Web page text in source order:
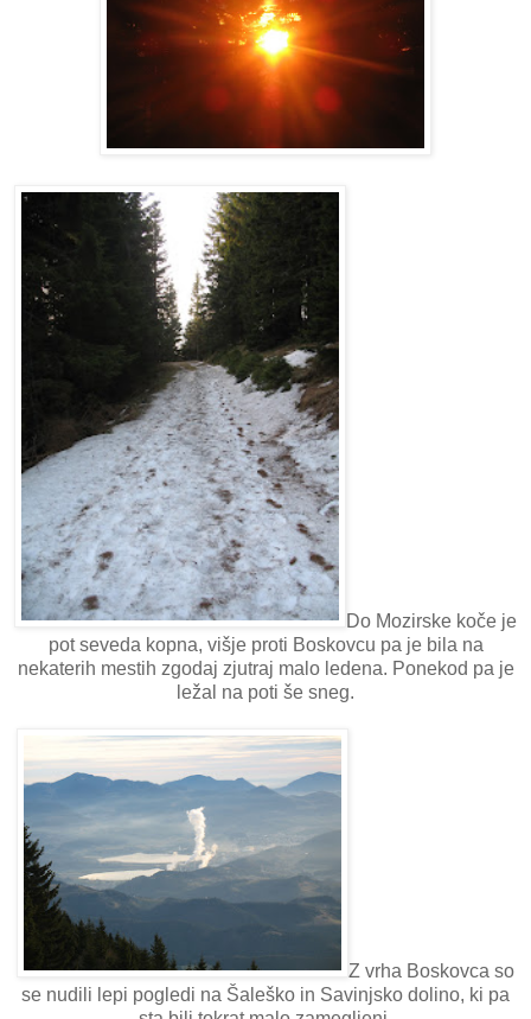
Do Mozirske koče je
pot seveda kopna, višje proti Boskovcu pa je bila na
nekaterih mestih zgodaj zjutraj malo ledena. Ponekod pa je
ležal na poti še sneg.
Z vrha Boskovca so
se nudili lepi pogledi na Šaleško in Savinjsko dolino, ki pa